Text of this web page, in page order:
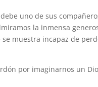
uno de sus
la inmensa
muestra incapaz de
por imaginarnos un